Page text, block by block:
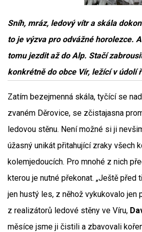
Sníh, mráz, ledový vítr a skála
to je výzva pro odvážné horolezce.
tomu jezdit až do Alp. Stačí
konkrétně do obce Vír, ležící v údolí
Zatím bezejmenná skála, tyčící se
zvaném Děrovice, se zčistajasna
ledovou stěnu. Není možné si ji
úžasný unikát přitahující zraky všech
kolemjedoucích. Pro mnohé z nich
kterou je nutné překonat. „Ještě před
jen hustý les, z něhož vykukovalo jen
z realizátorů ledové stěny ve Víru,
měsíce jsme ji čistili a zbavovali